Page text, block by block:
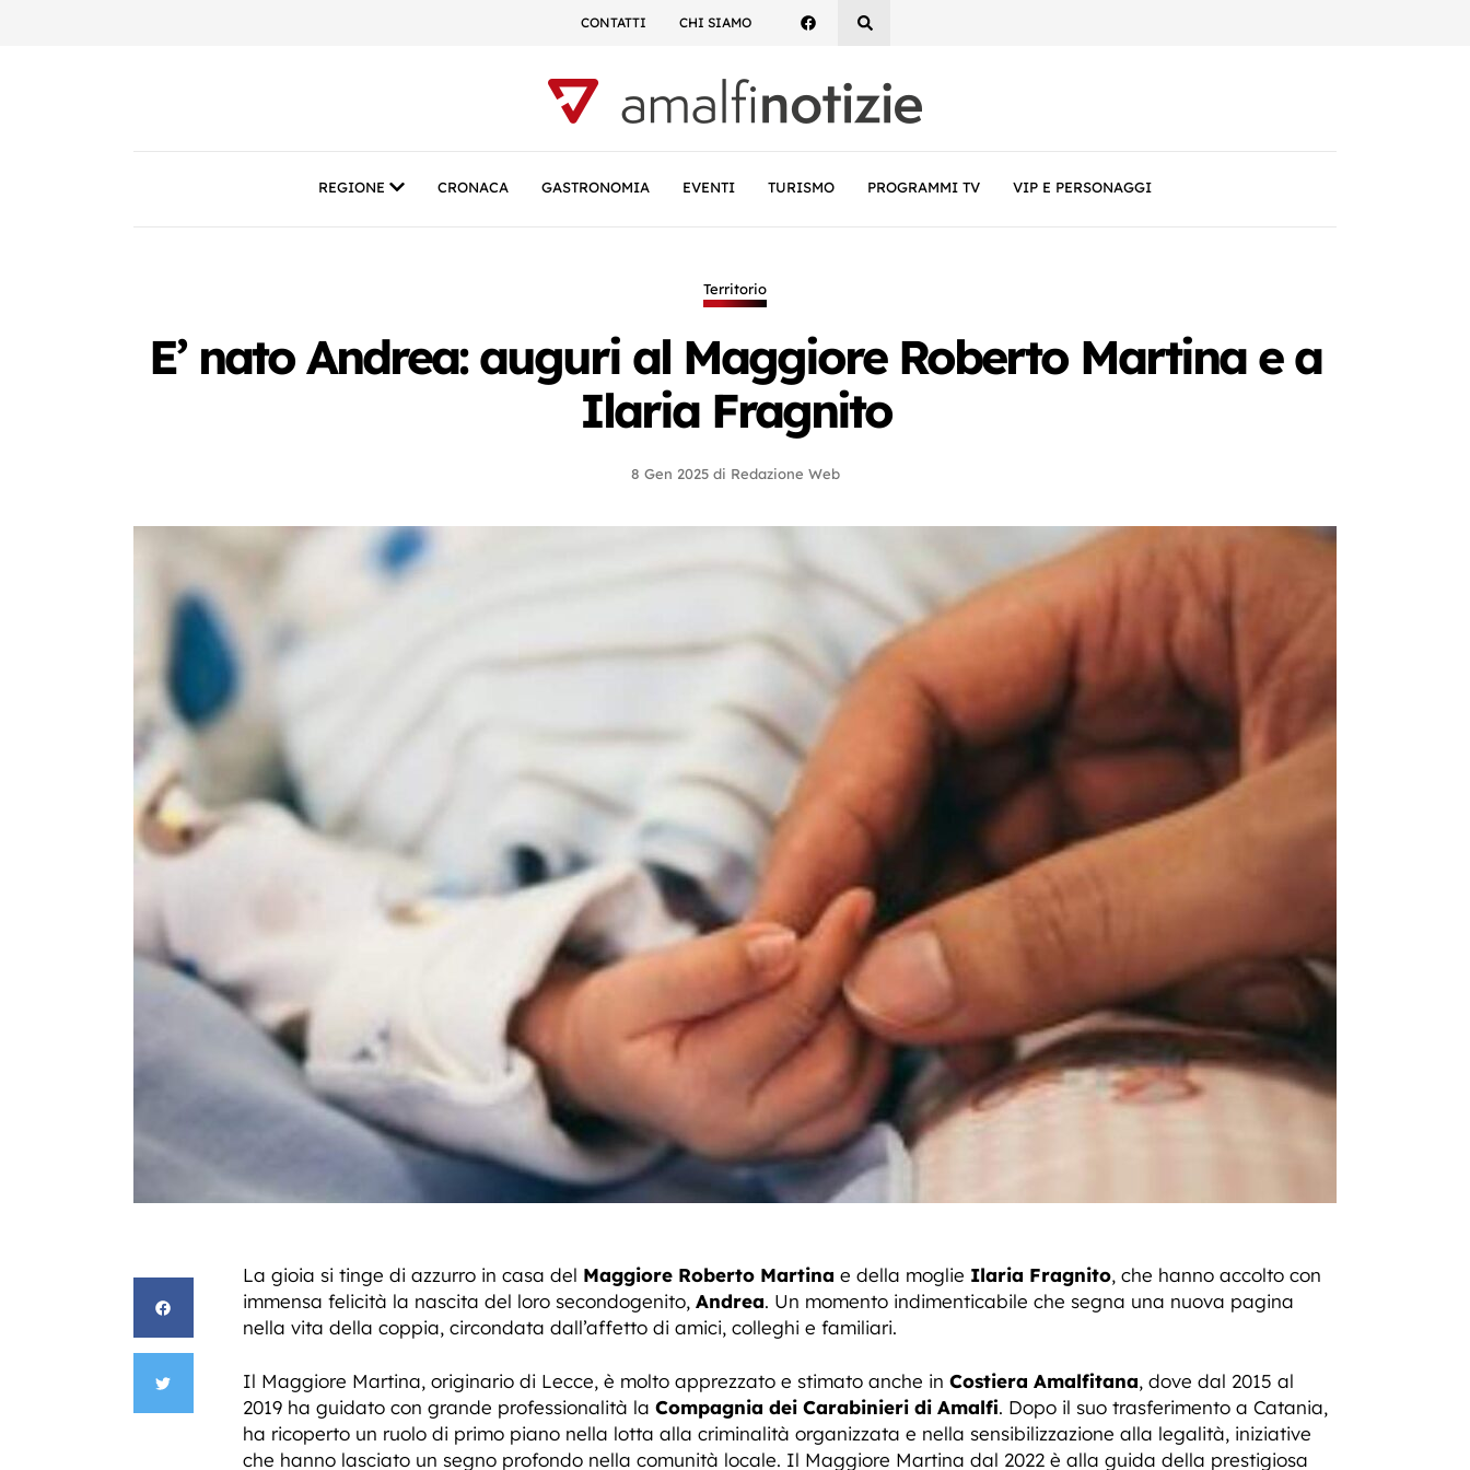
CONTATTI CHI SIAMO
REGIONE CRONACA GASTRONOMIA EVENTI TURISMO PROGRAMMI TV VIP E PERSONAGGI
Territorio
E’ nato Andrea: auguri al Maggiore Roberto Martina e a
Ilaria Fragnito
8 Gen 2025 di Redazione Web
La gioia si tinge di azzurro in casa del Maggiore Roberto Martina e della moglie Ilaria Fragnito, che hanno accolto con
immensa felicità la nascita del loro secondogenito, Andrea. Un momento indimenticabile che segna una nuova pagina
nella vita della coppia, circondata dall’affetto di amici, colleghi e familiari.
Il Maggiore Martina, originario di Lecce, è molto apprezzato e stimato anche in Costiera Amalfitana, dove dal 2015 al
2019 ha guidato con grande professionalità la Compagnia dei Carabinieri di Amalfi. Dopo il suo trasferimento a Catania,
ha ricoperto un ruolo di primo piano nella lotta alla criminalità organizzata e nella sensibilizzazione alla legalità, iniziative
che hanno lasciato un segno profondo nella comunità locale. Il Maggiore Martina dal 2022 è alla guida della prestigiosa